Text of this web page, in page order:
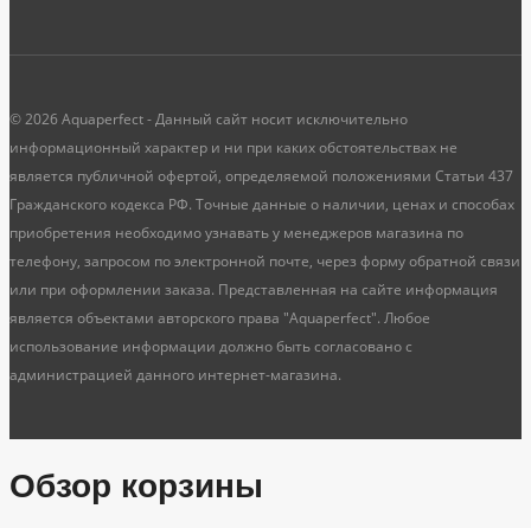
© 2026 Aquaperfect - Данный сайт носит исключительно
информационный характер и ни при каких обстоятельствах не
является публичной офертой, определяемой положениями Статьи 437
Гражданского кодекса РФ. Точные данные о наличии, ценах и способах
приобретения необходимо узнавать у менеджеров магазина по
телефону, запросом по электронной почте, через форму обратной связи
или при оформлении заказа. Представленная на сайте информация
является объектами авторского права "Aquaperfect". Любое
использование информации должно быть согласовано с
администрацией данного интернет-магазина.
Обзор корзины